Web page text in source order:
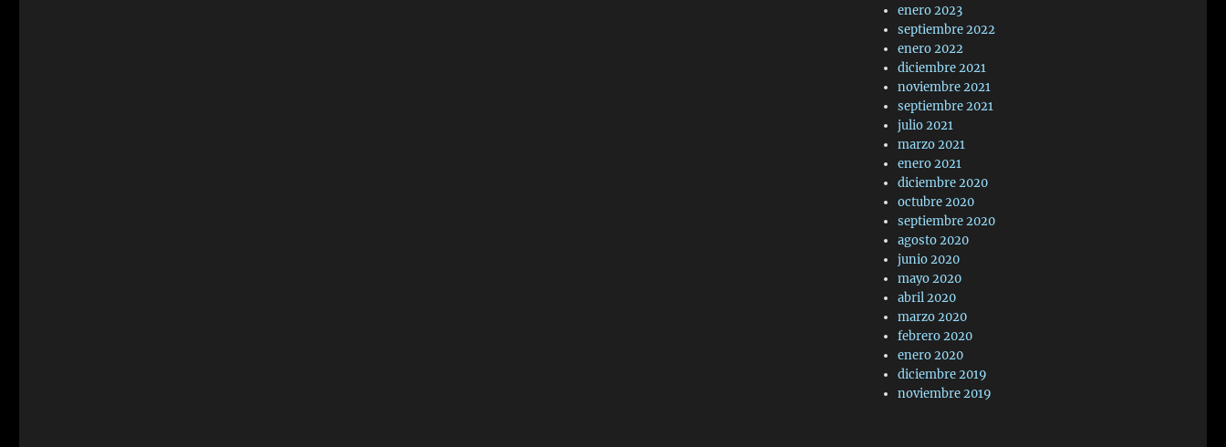
enero 2023
septiembre 2022
enero 2022
diciembre 2021
noviembre 2021
septiembre 2021
julio 2021
marzo 2021
enero 2021
diciembre 2020
octubre 2020
septiembre 2020
agosto 2020
junio 2020
mayo 2020
abril 2020
marzo 2020
febrero 2020
enero 2020
diciembre 2019
noviembre 2019